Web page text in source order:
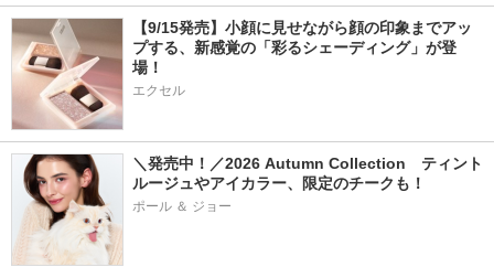
【9/15発売】小顔に見せながら顔の印象までアッ
プする、新感覚の「彩るシェーディング」が登
場！
エクセル
＼発売中！／2026 Autumn Collection　ティント
ルージュやアイカラー、限定のチークも！
ポール ＆ ジョー